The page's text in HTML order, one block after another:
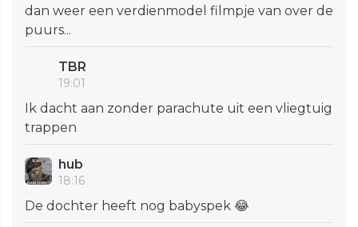
dan weer een verdienmodel filmpje van over de
puurs...
TBR
19:01
Ik dacht aan zonder parachute uit een vliegtuig
trappen
hub
18:16
De dochter heeft nog babyspek 😂